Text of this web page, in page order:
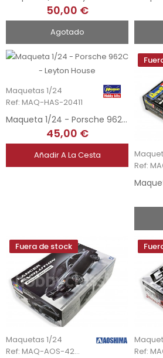
50,00 €
Agotado
Maquetas 1/24
Ref: MAQ-HAS-20411
Maqueta 1/24 - Porsche 962C - Leyton House
45,00 €
Añadir A La Cesta
Fuera de stock
Maquetas 1/24
Ref: MAQ-AOS-4200